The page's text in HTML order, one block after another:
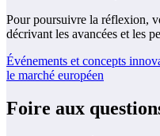
Pour poursuivre la réflexion,
décrivant les avancées et les
Événements et concepts
le marché européen
Foire aux